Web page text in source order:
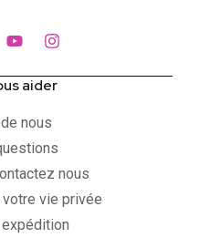
aider
nous
nous
vie privée